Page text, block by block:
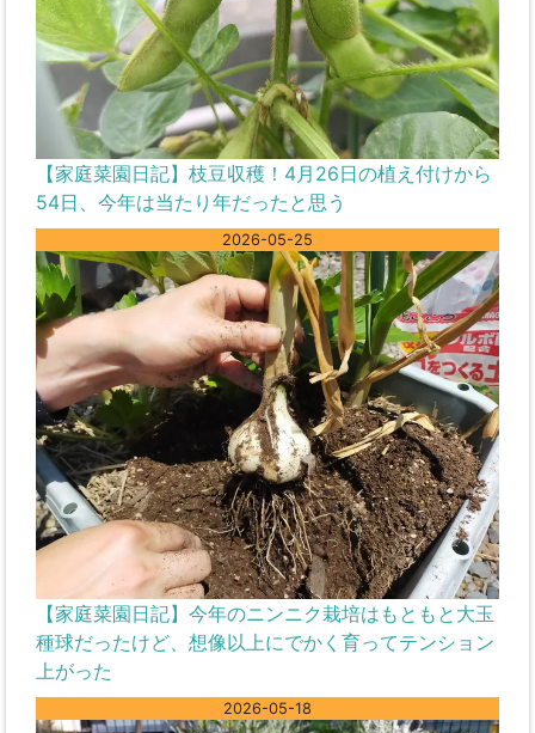
【家庭菜園日記】枝豆収穫！4月26日の植え付けから
54日、今年は当たり年だったと思う
2026-05-25
【家庭菜園日記】今年のニンニク栽培はもともと大玉
種球だったけど、想像以上にでかく育ってテンション
上がった
2026-05-18